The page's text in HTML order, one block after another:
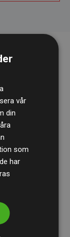
våra
i
att vårt
vår
din
som
har